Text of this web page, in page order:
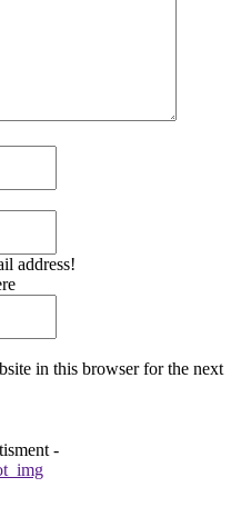
address!
in this browser for the next
-